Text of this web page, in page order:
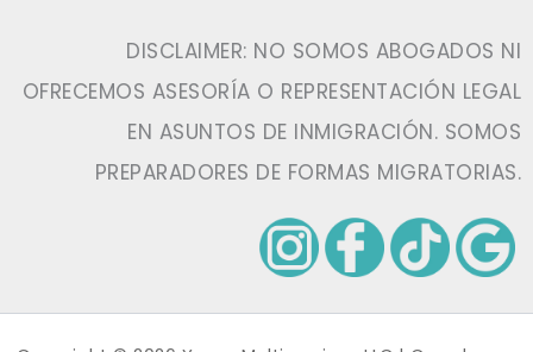
DISCLAIMER: NO SOMOS ABOGADOS NI
OFRECEMOS ASESORÍA O REPRESENTACIÓN LEGAL
EN ASUNTOS DE INMIGRACIÓN. SOMOS
PREPARADORES DE FORMAS MIGRATORIAS.